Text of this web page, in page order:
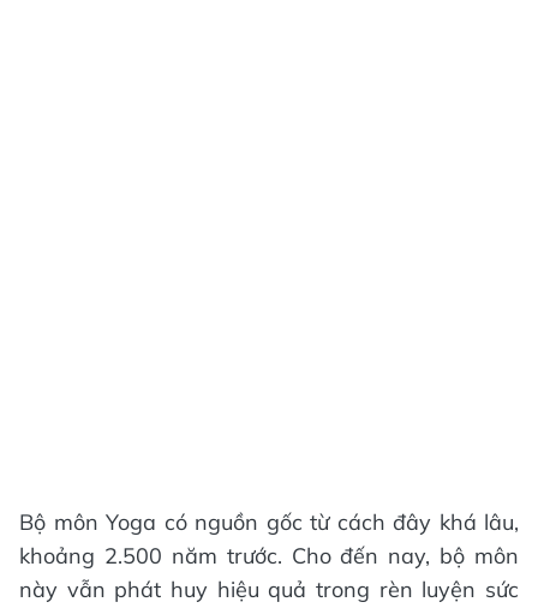
Bộ môn Yoga có nguồn gốc từ cách đây khá lâu,
khoảng 2.500 năm trước. Cho đến nay, bộ môn
này vẫn phát huy hiệu quả trong rèn luyện sức